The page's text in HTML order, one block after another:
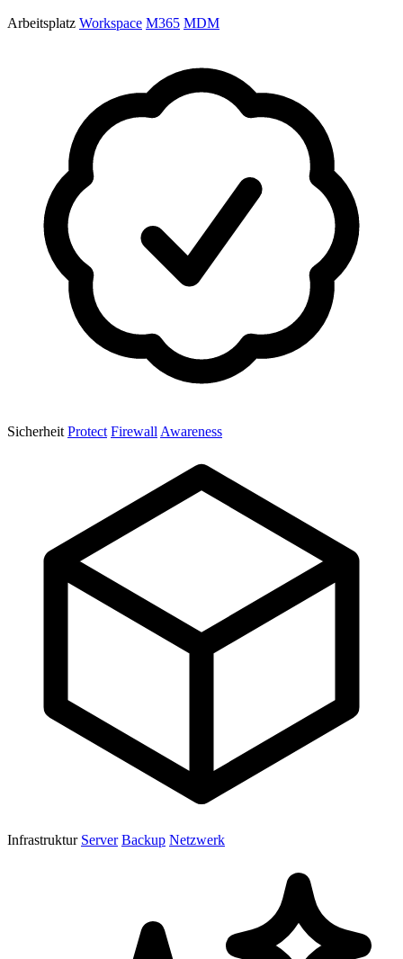
Arbeitsplatz Workspace M365 MDM
Sicherheit Protect Firewall Awareness
Infrastruktur Server Backup Netzwerk